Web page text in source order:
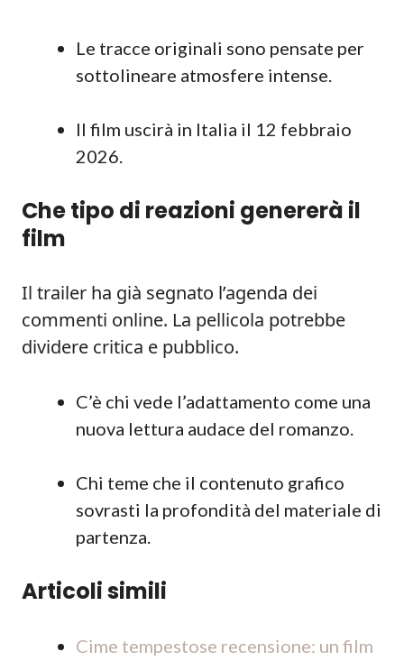
Le tracce originali sono pensate per
sottolineare atmosfere intense.
Il film uscirà in Italia il 12 febbraio
2026.
Che tipo di reazioni genererà il
film
Il trailer ha già segnato l’agenda dei
commenti online. La pellicola potrebbe
dividere critica e pubblico.
C’è chi vede l’adattamento come una
nuova lettura audace del romanzo.
Chi teme che il contenuto grafico
sovrasti la profondità del materiale di
partenza.
Articoli simili
Cime tempestose recensione: un film